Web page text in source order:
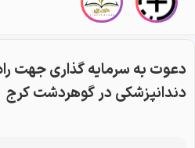
دعوت به سرمایه گذاری جهت
دندانپزشکی در گوهردشت کرج